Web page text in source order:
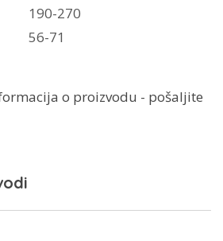
190-270
56-71
o proizvodu - pošaljite